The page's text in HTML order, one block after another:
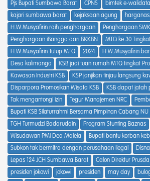
Pjs Bupati Sumbawa Barat
CPNS bimtek e-walidata
kajari sumbawa barat
kejaksaan agung
harganas
H.W.Musyafirin raih penghargaan
Penghargaan
Penghargaan iBangga dari BKKBN
MTQ ke 30
H.W.Musyafirin Tutup MTQ
2024
H.W.Musyafirin
Desa kalimango
KSB jadi tuan rumah MTQ tingkat
Kawasan Industri KSB
KSP janjikan tinjau langsung
Disparpora Promosikan Wisata KSB
KSB dapat jatah
Tak mengantongi izin
Tegur Manajemen NRC
Bupati KSB Silaturrahmi Bersama Pimpinan Cabang NU
TGH Turmudzi Badaruddin
Program Stunting Baznas
Wisudawan PMI Dea Malela
Bupati bantu korban
Subkon tak bermitra dengan perusahaan Ilegal
Lepas 124 JCH Sumbawa Barat
Calon Direktur Prusda
presiden jokowi
jokowi presiden may day